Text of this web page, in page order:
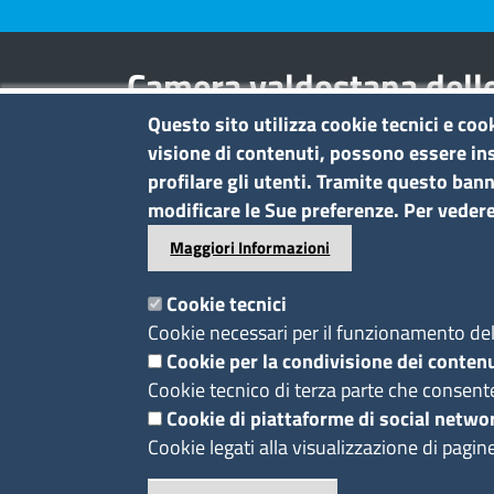
Camera valdostana
entreprises et des
Contatti
Regione Borgnalle, 12 - 11100 Aosta
tel. 0165 573001
P.I. 01079470074
C.F. 91046340070
Pec
cciaa.aosta@ao.legalmail.camcom.it
Questo sito utilizza cookie tecnici e
visione di contenuti, possono essere
profilare gli utenti. Tramite questo
modificare le Sue preferenze. Per
Maggiori Informazioni
Cookie tecnici
Cookie necessari per il funzionamento
Cookie per la condivisione dei
Cookie tecnico di terza parte che
Cookie di piattaforme di social
Cookie legati alla visualizzazione di